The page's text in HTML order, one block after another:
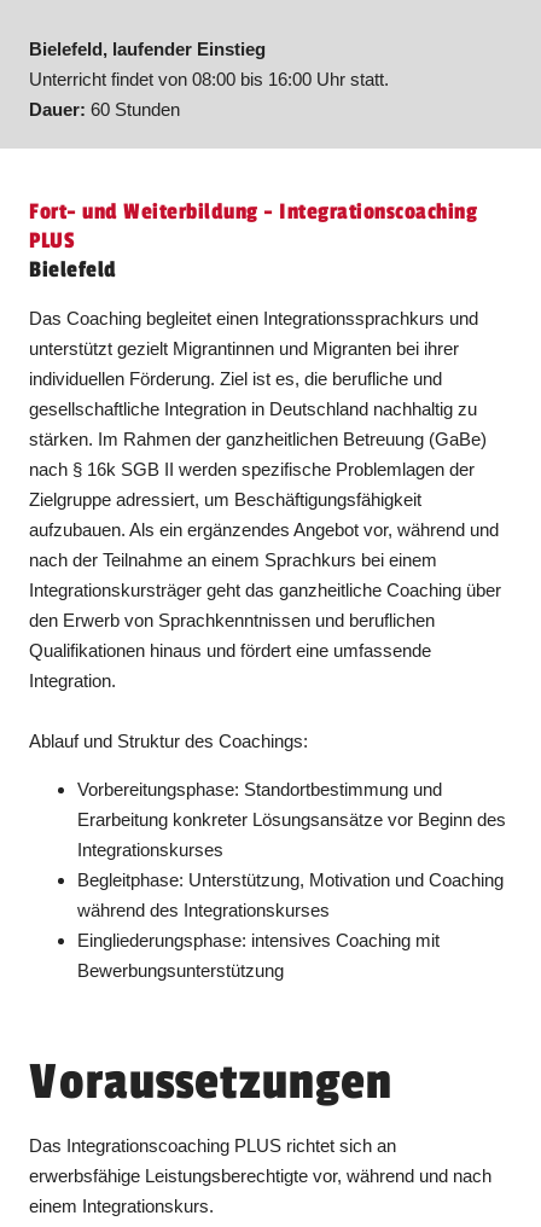
Bielefeld, laufender Einstieg
Unterricht findet von 08:00 bis 16:00 Uhr statt.
Dauer: 60 Stunden
Fort- und Weiterbildung - Integrationscoaching
PLUS
Bielefeld
Das Coaching begleitet einen Integrationssprachkurs und
unterstützt gezielt Migrantinnen und Migranten bei ihrer
individuellen Förderung. Ziel ist es, die berufliche und
gesellschaftliche Integration in Deutschland nachhaltig zu
stärken. Im Rahmen der ganzheitlichen Betreuung (GaBe)
nach § 16k SGB II werden spezifische Problemlagen der
Zielgruppe adressiert, um Beschäftigungsfähigkeit
aufzubauen. Als ein ergänzendes Angebot vor, während und
nach der Teilnahme an einem Sprachkurs bei einem
Integrationskursträger geht das ganzheitliche Coaching über
den Erwerb von Sprachkenntnissen und beruflichen
Qualifikationen hinaus und fördert eine umfassende
Integration.
Ablauf und Struktur des Coachings:
Vorbereitungsphase: Standortbestimmung und
Erarbeitung konkreter Lösungsansätze vor Beginn des
Integrationskurses
Begleitphase: Unterstützung, Motivation und Coaching
während des Integrationskurses
Eingliederungsphase: intensives Coaching mit
Bewerbungsunterstützung
Voraussetzungen
Das Integrationscoaching PLUS richtet sich an
erwerbsfähige Leistungsberechtigte vor, während und nach
einem Integrationskurs.